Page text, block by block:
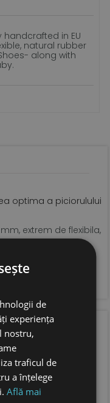
in EU
natural rubber
along with
optima a piciorulului
extrem de flexibila,
o fixare optima
spatiu suficient
TA
de
experiența
nostru,
traficul de
a înțelege
Află mai